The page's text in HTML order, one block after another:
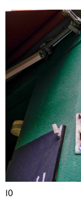
10